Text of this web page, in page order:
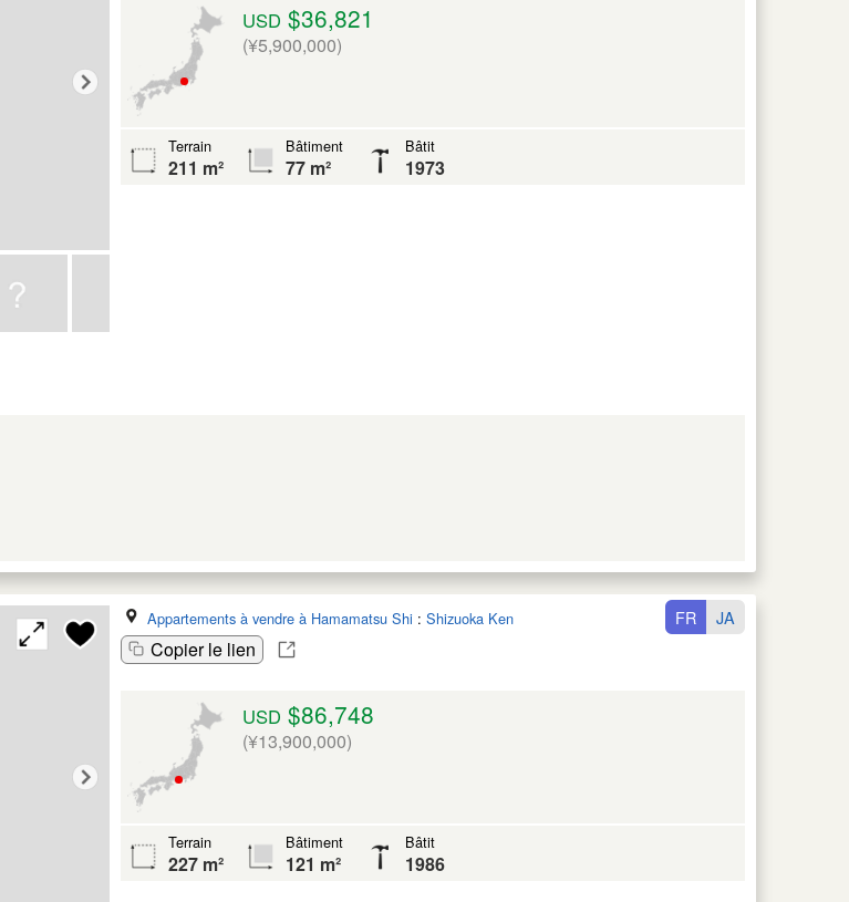
USD $36,821
(¥5,900,000)
Terrain
211 m²
Bâtiment
77 m²
Bâtit
1973
Appartements à vendre à Hamamatsu Shi : Shizuoka Ken
Copier le lien
FR JA
USD $86,748
(¥13,900,000)
Terrain
227 m²
Bâtiment
121 m²
Bâtit
1986